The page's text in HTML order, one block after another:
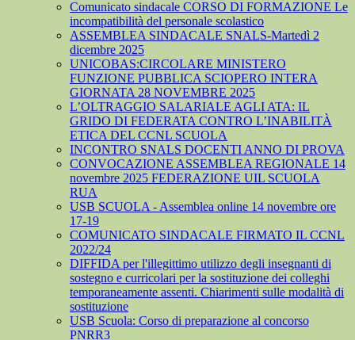
Comunicato sindacale CORSO DI FORMAZIONE Le
incompatibilità del personale scolastico
ASSEMBLEA SINDACALE SNALS-Martedì 2
dicembre 2025
UNICOBAS:CIRCOLARE MINISTERO
FUNZIONE PUBBLICA SCIOPERO INTERA
GIORNATA 28 NOVEMBRE 2025
L’OLTRAGGIO SALARIALE AGLI ATA: IL
GRIDO DI FEDERATA CONTRO L’INABILITÀ
ETICA DEL CCNL SCUOLA
INCONTRO SNALS DOCENTI ANNO DI PROVA
CONVOCAZIONE ASSEMBLEA REGIONALE 14
novembre 2025 FEDERAZIONE UIL SCUOLA
RUA
USB SCUOLA - Assemblea online 14 novembre ore
17-19
COMUNICATO SINDACALE FIRMATO IL CCNL
2022/24
DIFFIDA per l'illegittimo utilizzo degli insegnanti di
sostegno e curricolari per la sostituzione dei colleghi
temporaneamente assenti. Chiarimenti sulle modalità di
sostituzione
USB Scuola: Corso di preparazione al concorso
PNRR3